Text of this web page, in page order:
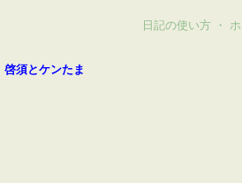
日記の使い方 ・
啓須とケンたま